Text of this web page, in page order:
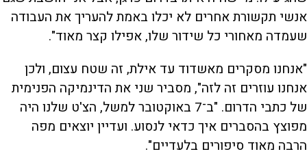
אנשי תקשורת אחרים לא יכלו באמת להעריך את העבודה
שעמדה מאחורי כל שידור שלו, אפילו קצר מאוד".
"אנחנו מסקרים מאשדוד עד אילת, זה שטח עצום, ולכן
אנחנו עוזרים זה לזה", מסביר שני את הדינמיקה הפנימית
של כתבי הדרום. "ב־7 באוקטובר למשל, הצ'ט שלנו היה
מפוצץ בהסברים איך כדאי לנסוע. ועדיין יוצאים מפה
הרבה מאוד סיפורים בלעדיים".